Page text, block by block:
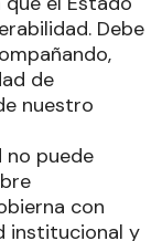
Debe
de
nuestro
no puede
con
institucional y